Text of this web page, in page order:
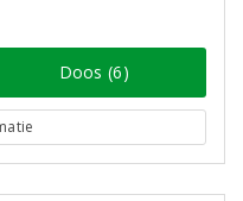
Doos (6)